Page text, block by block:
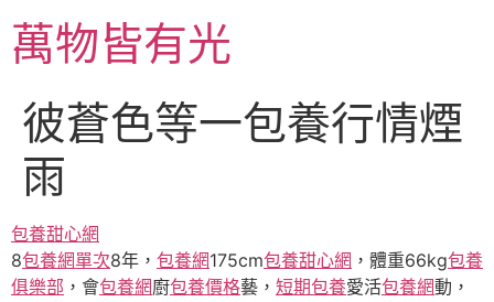
主萬物皆有光
彼蒼色等一包養行情煙
雨
包養甜心網
8包養網單次8年， 包養網175cm包養甜心網 ，體重66kg包養
俱樂部 ，會包養網廚包養價格藝， 短期包養愛活包養網動，